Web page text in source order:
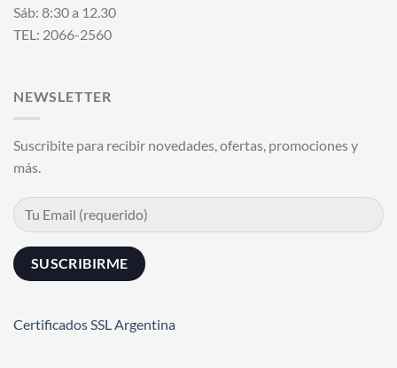
Sáb: 8:30 a 12.30
TEL: 2066-2560
NEWSLETTER
Suscribite para recibir novedades, ofertas, promociones y
más.
Certificados SSL Argentina